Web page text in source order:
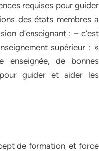
requises pour guider
des états membres a
d’enseignant : – c’est
supérieur : «
enseignée, de bonnes
guider et aider les
de formation, et force